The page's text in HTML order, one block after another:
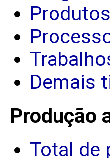
Demais
Produção
Total de